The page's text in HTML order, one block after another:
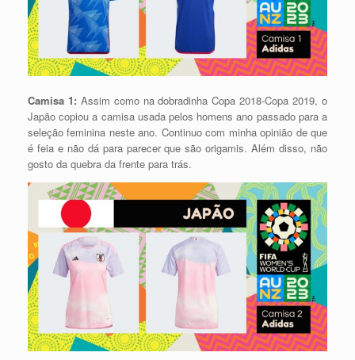
Camisa 1: Assim como na dobradinha Copa 2018-Copa 2019, o
Japão copiou a camisa usada pelos homens ano passado para a
seleção feminina neste ano. Continuo com minha opinião de que
é feia e não dá para parecer que são origamis. Além disso, não
gosto da quebra da frente para trás.